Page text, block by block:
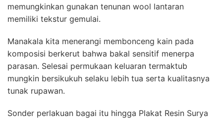
memungkinkan gunakan tenunan wool lantaran
memiliki tekstur gemulai.
Manakala kita menerangi membonceng kain pada
komposisi berkerut bahwa bakal sensitif menerpa
parasan. Selesai permukaan keluaran termaktub
mungkin bersikukuh selaku lebih tua serta kualitasnya
tunak rupawan.
Sonder perlakuan bagai itu hingga Plakat Resin Surya